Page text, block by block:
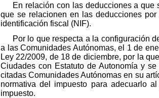
En relación con las deducciones a que
que se relacionen en las deducciones
identificación fiscal (NIF).
Por lo que respecta a la configuración
a las Comunidades Autónomas, el 1 de
Ley 22/2009, de 18 de diciembre, por la
Ciudades con Estatuto de Autonomía y
citadas Comunidades Autónomas en su
normativa del impuesto para adecuarlo
impuesto.